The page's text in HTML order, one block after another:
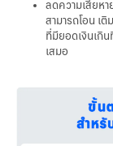
ลดความเสียหา
สามารถโอน เ
ที่มียอดเงินเกิ
เสมอ